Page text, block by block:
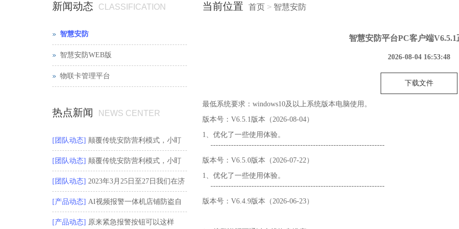
当前位置 首页> 智慧安防
智慧安防平台PC客户端V6.5.1
2026-08-04 16:53:48
下载文件
最低系统要求：windows10及以上系统版本电脑使用。
版本号：V6.5.1版本（2026-08-04）
1、优化了一些使用体验。
--------------------------------------------------------------------
版本号：V6.5.0版本（2026-07-22）
1、优化了一些使用体验。
--------------------------------------------------------------------
版本号：V6.4.9版本（2026-06-23）
新闻动态 CLASSIFICATION
智慧安防
智慧安防WEB版
物联卡管理平台
热点新闻 NEWS CENTER
[团队动态] 颠覆传统安防营利模式，小盯
在河北安博会等您！
[团队动态] 颠覆传统安防营利模式，小盯
在沈阳安博会等您！
[团队动态] 2023年3月25日至27日我们在济
南安防展等···
[产品动态] AI视频报警一体机店铺防盗自
动驱离方案。
[产品动态] 原来紧急报警按钮可以这样